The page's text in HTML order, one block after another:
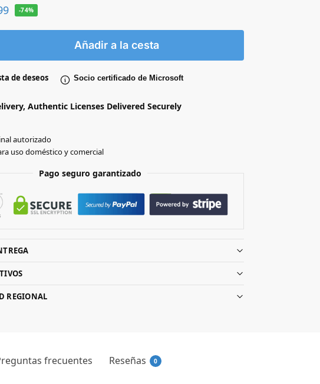
-74%
Añadir a la cesta
de deseos Socio certificado de Microsoft
Authentic Licenses Delivered Securely
autorizado
uso doméstico y comercial
Pago seguro garantizado
REGIONAL
frecuentes Reseñas 0